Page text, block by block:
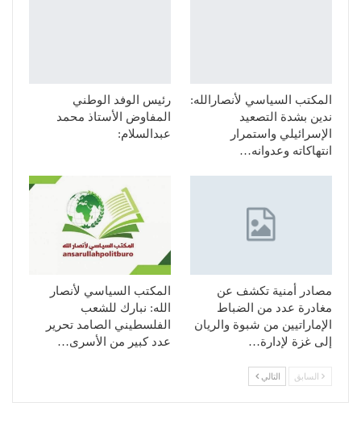
المكتب السياسي لأنصارالله:
ندين بشدة التصعيد
الإسرائيلي واستمرار
انتهاكاته وعدوانه…
رئيس الوفد الوطني
المفاوض الأستاذ محمد
عبدالسلام:
مصادر أمنية تكشف عن
مغادرة عدد من الضباط
الإماراتيين من شبوة والريان
إلى غزة لإدارة…
المكتب السياسي لأنصار
الله: نبارك للشعب
الفلسطيني الصامد تحرير
عدد كبير من الأسرى…
السابق التالي